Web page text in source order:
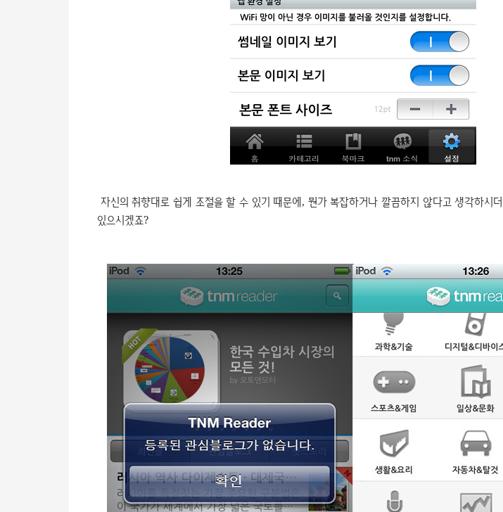
자신의 취향대로 쉽게 조절을 할 수 있기 때문에, 뭔가 복잡하거나 깔끔하지 않다고 생각하시
있으시겠죠?